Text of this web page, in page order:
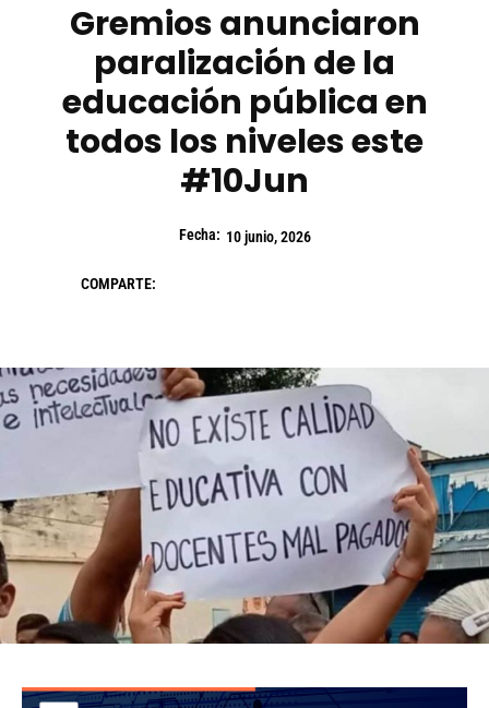
Gremios anunciaron
paralización de la
educación pública en
todos los niveles este
#10Jun
Fecha: 10 junio, 2026
COMPARTE: